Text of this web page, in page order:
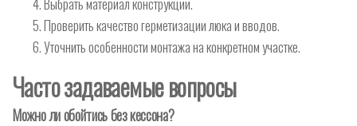
Проверить качество герметизации люка и вводов.
Уточнить особенности монтажа на конкретном участке.
Часто задаваемые вопросы
Можно ли обойтись без кессона?